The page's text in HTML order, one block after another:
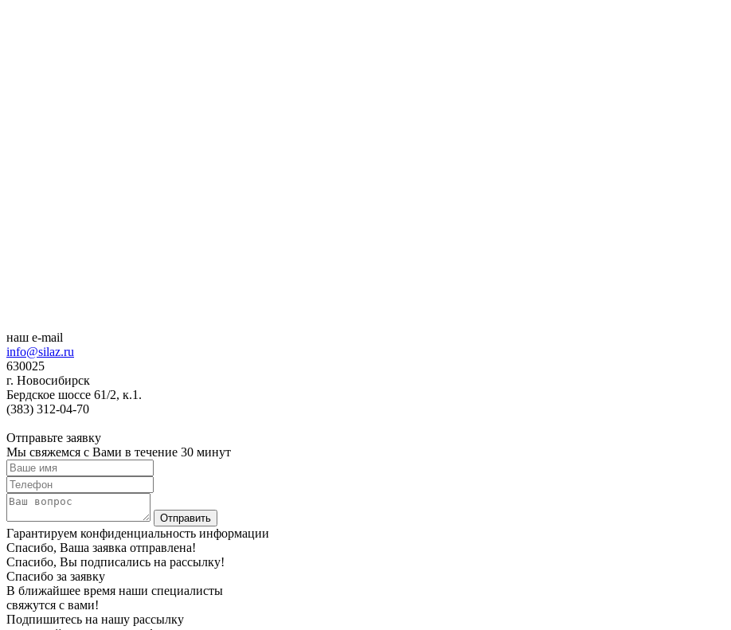
наш e-mail
info@silaz.ru
630025
г. Новосибирск
Бердское шоссе 61/2, к.1.
(383) 312-04-70
Отправьте заявку
Мы свяжемся с Вами в течение 30 минут
Гарантируем конфиденциальность информации
Спасибо, Ваша заявка отправлена!
Спасибо, Вы подписались на рассылку!
Спасибо за заявку
В ближайшее время наши специалисты
свяжутся с вами!
Подпишитесь на нашу рассылку